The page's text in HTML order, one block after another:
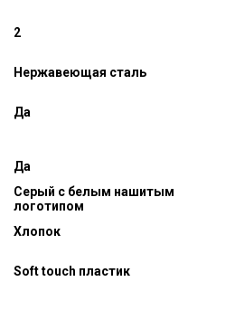
2
Нержавеющая сталь
Да
Да
Серый с белым нашитым
логотипом
Хлопок
Soft touch пластик